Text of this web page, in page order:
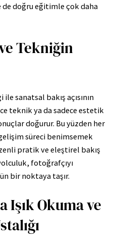
doğru eğitimle çok daha
Tekniğin
sanatsal bakış açısının
teknik ya da sadece estetik
doğurur. Bu yüzden her
süreci benimsemek
pratik ve eleştirel bakış
fotoğrafçıyı
bir noktaya taşır.
Işık Okuma ve